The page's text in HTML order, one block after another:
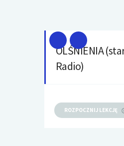
OLŚNIENIA
Radio)
ROZPOCZNIJ LEKCJĘ